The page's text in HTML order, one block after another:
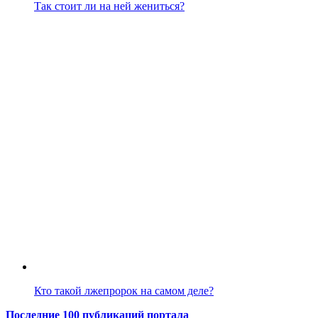
Так стоит ли на ней жениться?
Кто такой лжепророк на самом деле?
Последние 100 публикаций портала